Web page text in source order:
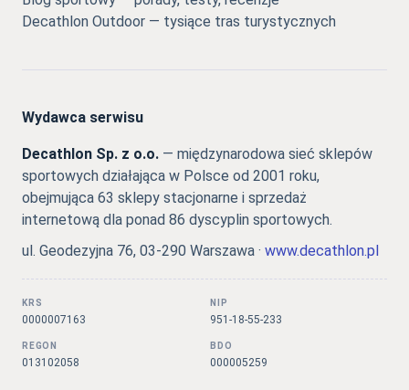
Decathlon Outdoor — tysiące tras turystycznych
Wydawca serwisu
Decathlon Sp. z o.o. — międzynarodowa sieć sklepów
sportowych działająca w Polsce od 2001 roku,
obejmująca 63 sklepy stacjonarne i sprzedaż
internetową dla ponad 86 dyscyplin sportowych.
ul. Geodezyjna 76, 03-290 Warszawa · www.decathlon.pl
KRS
0000007163
NIP
951-18-55-233
REGON
013102058
BDO
000005259